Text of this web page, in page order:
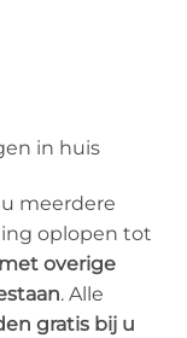
in huis
meerdere
oplopen tot
overige
. Alle
gratis bij u